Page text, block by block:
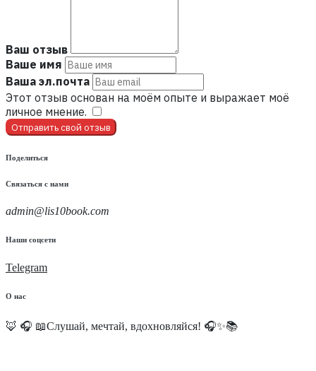
Ваш отзыв
Ваше имя
Ваша эл.почта
Этот отзыв основан на моём опыте и выражает моё
личное мнение.
Отправить свой отзыв
Поделиться
Связаться с нами
admin@lis10book.com
Наши соцсети
Telegram
О нас
🦊 🎧 📖Слушай, мечтай, вдохновляйся! 🎧✨📚